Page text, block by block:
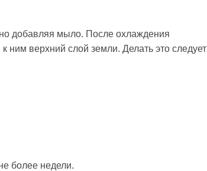
добавляя мыло. После охлаждения
ним верхний слой земли. Делать это следует
более недели.